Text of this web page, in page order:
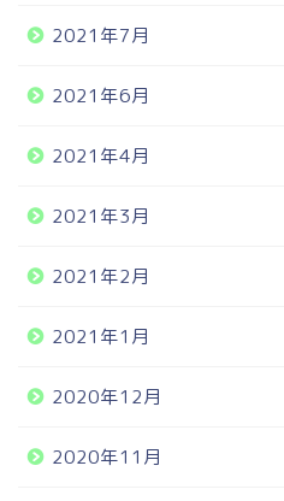
2021年7月
2021年6月
2021年4月
2021年3月
2021年2月
2021年1月
2020年12月
2020年11月